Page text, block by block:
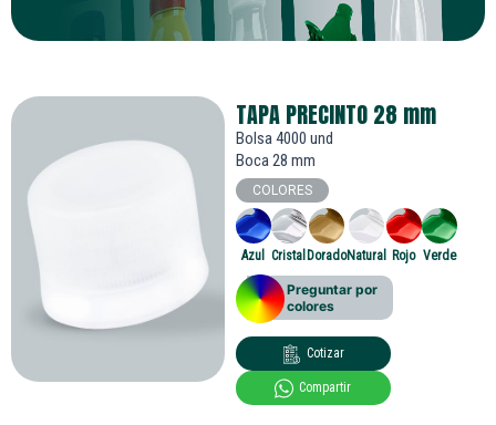
TAPA PRECINTO 28 mm
Bolsa 4000 und
Boca 28 mm
COLORES
Azul Cristal DoradoNatural Rojo Verde
Preguntar por
colores
Cotizar
Compartir